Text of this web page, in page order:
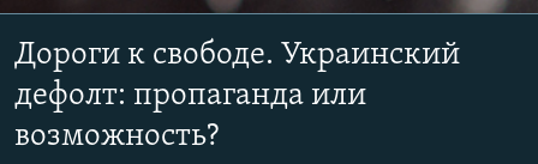
содержанию
Вернутся
главной
навигации
МНЕНИЯ
КУЛЬТУРА
IDEL.РЕАЛИИ
CastBox
Подписаться
Дороги к свободе. Украинский
дефолт: пропаганда или
возможность?